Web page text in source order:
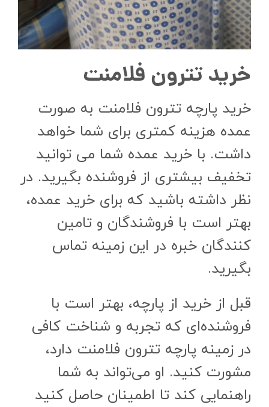
خرید تترون فلامنت
خرید پارچه تترون فلامنت به صورت
عمده هزینه کمتری برای شما خواهد
داشت. با خرید عمده شما می توانید
تخفیف بیشتری از فروشنده بگیرید. در
نظر داشته باشید که برای خرید عمده،
بهتر است با فروشندگان و تامین
کنندگان خبره در این زمینه تماس
بگیرید.
قبل از خرید از پارچه، بهتر است با
فروشنده‌ای که تجربه و شناخت کافی
در زمینه پارچه تترون فلامنت دارد،
مشورت کنید. او می‌تواند به شما
راهنمایی کند تا اطمینان حاصل کنید